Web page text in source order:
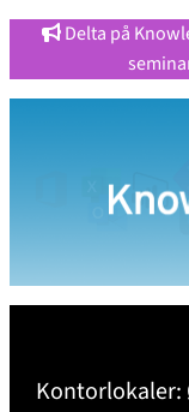
Delta på
Kontorlokaler: